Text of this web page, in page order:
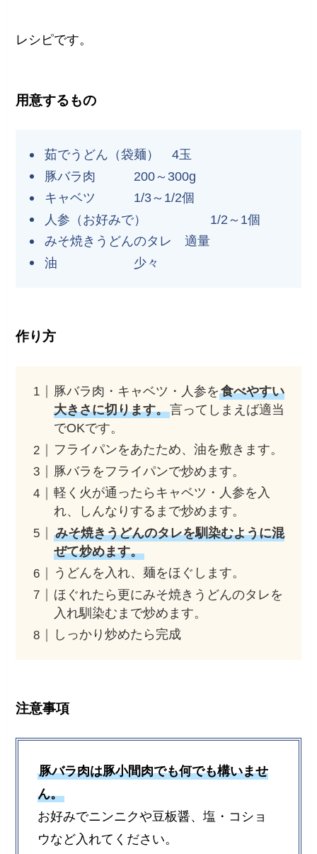
レシピです。
用意するもの
茹でうどん（袋麺） 4玉
豚バラ肉 200～300g
キャベツ 1/3～1/2個
人参（お好みで） 1/2～1個
みそ焼きうどんのタレ 適量
油 少々
作り方
豚バラ肉・キャベツ・人参を食べやすい
大きさに切ります。言ってしまえば適当
でOKです。
フライパンをあたため、油を敷きます。
豚バラをフライパンで炒めます。
軽く火が通ったらキャベツ・人参を入
れ、しんなりするまで炒めます。
みそ焼きうどんのタレを馴染むように混
ぜて炒めます。
うどんを入れ、麺をほぐします。
ほぐれたら更にみそ焼きうどんのタレを
入れ馴染むまで炒めます。
しっかり炒めたら完成
注意事項
豚バラ肉は豚小間肉でも何でも構いませ
ん。
お好みでニンニクや豆板醤、塩・コショ
ウなど入れてください。